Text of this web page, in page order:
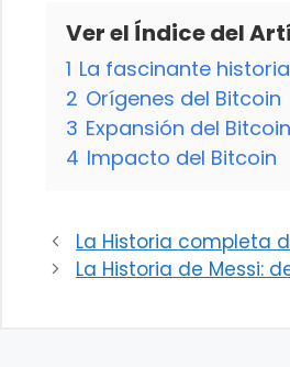
Ver el Índice del
1 La fascinante
2 Orígenes del Bitcoin
3 Expansión del Bitcoin
4 Impacto del Bitcoin
La Historia completa
La Historia de Messi: